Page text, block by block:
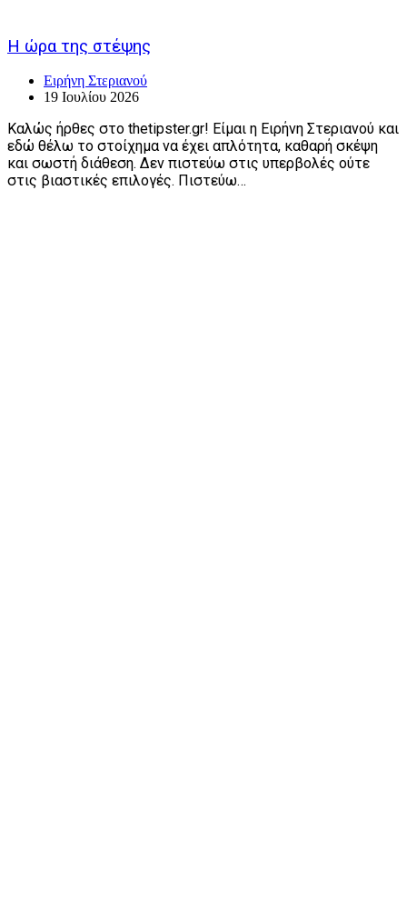
Η ώρα της στέψης
Ειρήνη Στεριανού
19 Ιουλίου 2026
Καλώς ήρθες στο thetipster.gr! Είμαι η Ειρήνη Στεριανού και
εδώ θέλω το στοίχημα να έχει απλότητα, καθαρή σκέψη
και σωστή διάθεση. Δεν πιστεύω στις υπερβολές ούτε
στις βιαστικές επιλογές. Πιστεύω…